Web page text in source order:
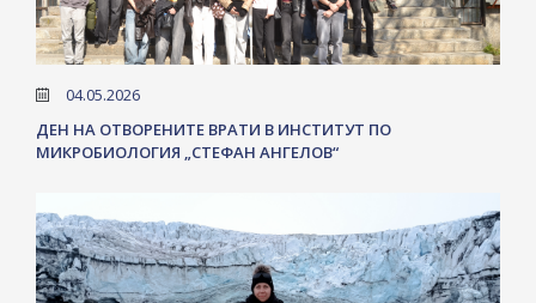
04.05.2026
ДЕН НА ОТВОРЕНИТЕ ВРАТИ В ИНСТИТУТ ПО
МИКРОБИОЛОГИЯ „СТЕФАН АНГЕЛОВ“